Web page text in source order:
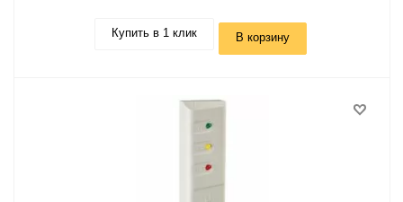
Купить в 1 клик В корзину